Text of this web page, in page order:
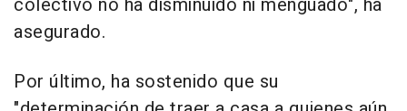
colectivo no ha disminuido ni menguado", ha
asegurado.
Por último, ha sostenido que su